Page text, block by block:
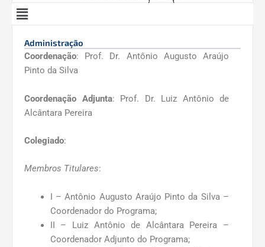
Menu
Administração
Coordenação: Prof. Dr. Antônio Augusto Araújo
Pinto da Silva
Coordenação Adjunta: Prof. Dr. Luiz Antônio de
Alcântara Pereira
Colegiado:
Membros Titulares:
I – Antônio Augusto Araújo Pinto da Silva –
Coordenador do Programa;
II – Luiz Antônio de Alcântara Pereira –
Coordenador Adjunto do Programa;